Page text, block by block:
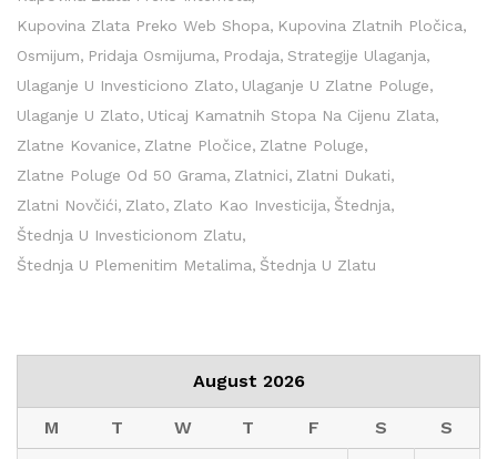
Kupovina Zlata Preko Web Shopa
Kupovina Zlatnih Pločica
Osmijum
Pridaja Osmijuma Prodaja Strategije Ulaganja
Ulaganje U Investiciono Zlato Ulaganje U Zlatne Poluge
Ulaganje U Zlato Uticaj Kamatnih Stopa Na Cijenu Zlata
Zlatne Kovanice Zlatne Pločice Zlatne Poluge
Zlatne Poluge Od 50 Grama Zlatnici Zlatni Dukati
Zlatni Novčići Zlato Zlato Kao Investicija Štednja
Štednja U Investicionom Zlatu
Štednja U Plemenitim Metalima Štednja U Zlatu
August 2026
M T W T F S S